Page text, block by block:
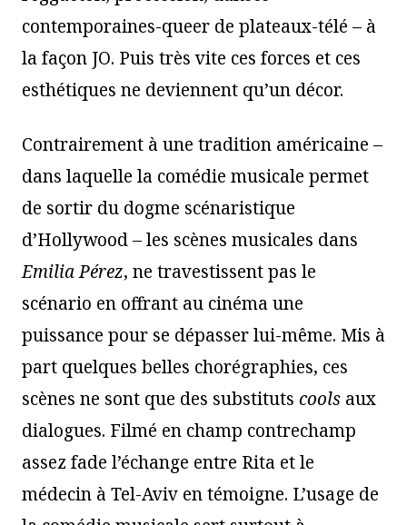
contemporaines-queer de plateaux-télé – à
la façon JO. Puis très vite ces forces et ces
esthétiques ne deviennent qu’un décor.
Contrairement à une tradition américaine –
dans laquelle la comédie musicale permet
de sortir du dogme scénaristique
d’Hollywood – les scènes musicales dans
Emilia Pérez, ne travestissent pas le
scénario en offrant au cinéma une
puissance pour se dépasser lui-même. Mis à
part quelques belles chorégraphies, ces
scènes ne sont que des substituts cools aux
dialogues. Filmé en champ contrechamp
assez fade l’échange entre Rita et le
médecin à Tel-Aviv en témoigne. L’usage de